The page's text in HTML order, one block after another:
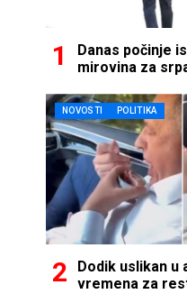
Danas počinje
mirovina za
NOVOSTI POLITIKA
Dodik uslikan u
vremena za